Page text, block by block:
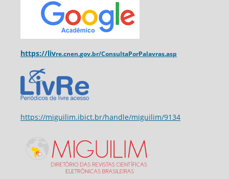
https://livre.cnen.gov.br/ConsultaPorPalavras.asp
https://miguilim.ibict.br/handle/miguilim/9134